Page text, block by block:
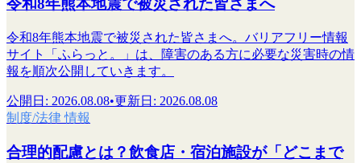
令和8年熊本地震で被災された皆さまへ
令和8年熊本地震で被災された皆さまへ。バリアフリー情報
サイト「ふらっと。」は、障害のある方に必要な災害時の情
報を順次公開していきます。
公開日 : 2026.08.08•更新日 : 2026.08.08
制度/法律 情報
合理的配慮とは？飲食店・宿泊施設が「どこまで